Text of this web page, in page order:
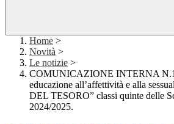
Home >
Novità >
Le notizie >
COMUNICAZIONE INTERNA
educazione all’affettività e alla
DEL TESORO” classi quinte delle
2024/2025.